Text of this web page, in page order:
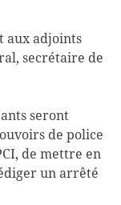
aux adjoints
secrétaire de
seront
de police
de mettre en
un arrêté